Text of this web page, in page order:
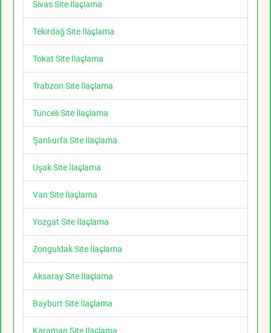
Sivas Site İlaçlama
Tekirdağ Site İlaçlama
Tokat Site İlaçlama
Trabzon Site İlaçlama
Tunceli Site İlaçlama
Şanlıurfa Site İlaçlama
Uşak Site İlaçlama
Van Site İlaçlama
Yozgat Site İlaçlama
Zonguldak Site İlaçlama
Aksaray Site İlaçlama
Bayburt Site İlaçlama
Karaman Site İlaçlama